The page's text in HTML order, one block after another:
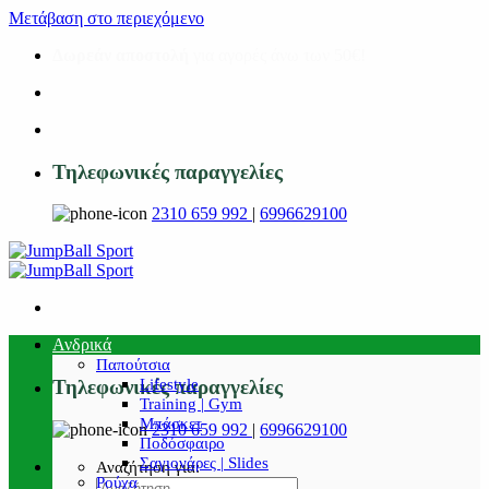
Μετάβαση στο περιεχόμενο
Τηλεφωνικές παραγγελίες
2310 659 992 | 6996629100
Τηλεφωνικές παραγγελίες
2310 659 992 | 6996629100
Αναζήτηση για:
Ανδρικά
Παπούτσια
Lifestyle
Training | Gym
Μπάσκετ
Ποδόσφαιρο
Σαγιονάρες | Slides
Ρούχα